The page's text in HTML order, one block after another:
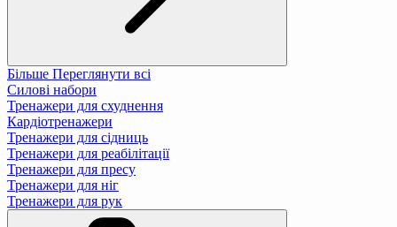
Більше Переглянути всі
Силові набори
Тренажери для схуднення
Кардіотренажери
Тренажери для сідниць
Тренажери для реабілітації
Тренажери для пресу
Тренажери для ніг
Тренажери для рук